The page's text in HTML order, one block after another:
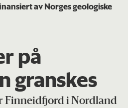
av Norges geologiske
på
granskes
Finneidfjord i Nordland